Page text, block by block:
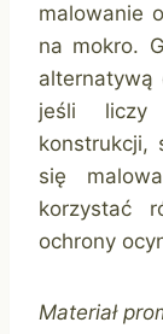
malowanie
na mokro.
alternatywą
jeśli liczy
konstrukcji,
się
korzystać
ochrony
Materiał